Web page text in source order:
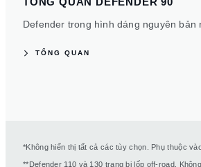
Defender trong hình dáng nguyên bản
TỔNG QUAN
*Không hiển thị tất cả các tùy chọn. Phụ thuộc
**Defender 110 và 130 trang bị lốp off-road.